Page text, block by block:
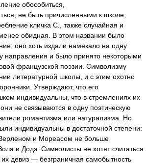
обособиться,
не быть причисленными к школе;
кличка С., также случайная и
обидная. В этом названии было
оно хоть издали намекало на одну
направления и было принято некоторыми
французской поэзии. Символизму
литературной школы, и с этим охотно
Утверждают, что его
индивидуальны, что в стремлениях их
не связываются в одну поэтическую
романтизма или натурализма. Но
индивидуальны в достаточной степени:
и Мореасом не больше
и Додэ. Символисты не хотят считаться
девиз — безграничная самобытность